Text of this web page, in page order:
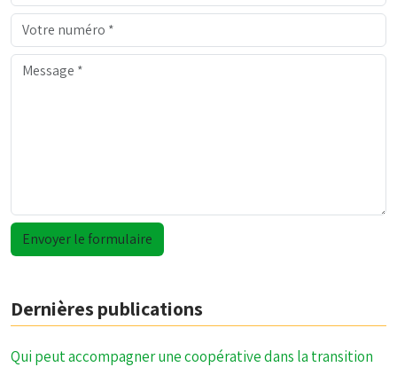
Dernières publications
Qui peut accompagner une coopérative dans la transition